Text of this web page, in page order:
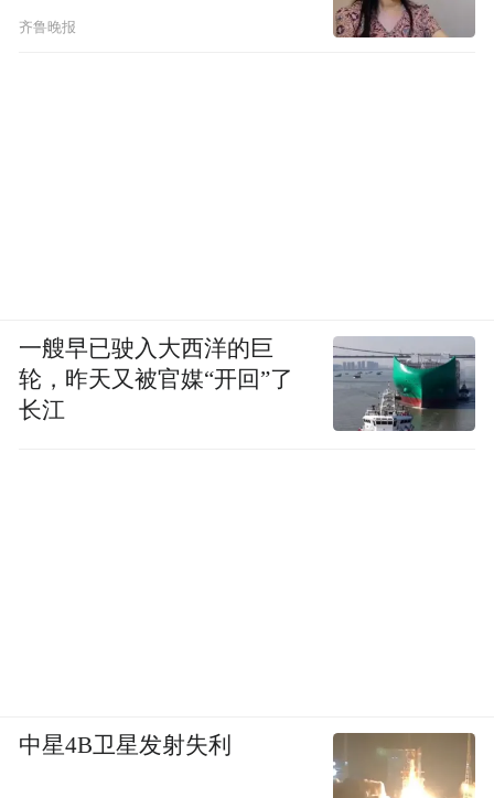
齐鲁晚报
一艘早已驶入大西洋的巨
轮，昨天又被官媒“开回”了
长江
中星4B卫星发射失利